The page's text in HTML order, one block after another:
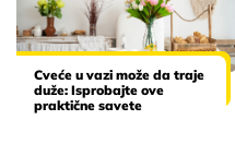
Cveće u vazi može da traje
duže: Isprobajte ove
praktične savete